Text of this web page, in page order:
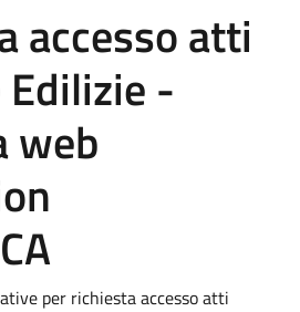
accesso atti
-
web
per richiesta accesso atti